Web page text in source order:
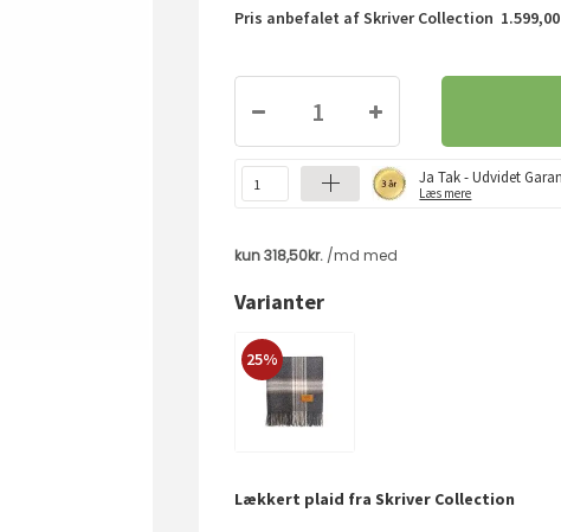
Pris anbefalet af Skriver Collection
Ja Tak - Udvidet
Læs mere
Varianter
25%
Lækkert plaid fra Skriver Collection